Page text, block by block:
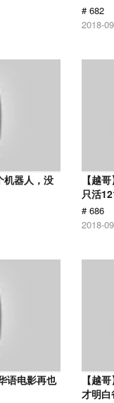
# 682
2018-
机器人，没
【越
只活
# 686
2018-
语电影再也
【越
才明白